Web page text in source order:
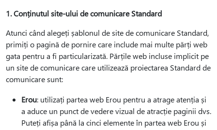
1. Conținutul site-ului de comunicare Standard
Atunci când alegeți șablonul de site de comunicare Standard,
primiți o pagină de pornire care include mai multe părți web
gata pentru a fi particularizată. Părțile web incluse implicit pe
un site de comunicare care utilizează proiectarea Standard de
comunicare sunt:
Erou: utilizați partea web Erou pentru a atrage atenția și
a aduce un punct de vedere vizual de atracție paginii dvs.
Puteți afișa până la cinci elemente în partea web Erou și